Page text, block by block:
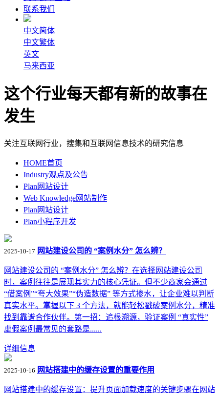
联系我们
中文简体
中文繁体
英文
马来西亚
这个行业每天都有新的故事在
发生
关注互联网行业，搜集和互联网信息技术的研究信息
HOME首页
Industry观点及公告
Plan 网站设计
Web Knowledge网站制作
Plan 网站设计
Plan小程序开发
2025-10-17 网站建设公司的 “案例水分” 怎么辨？
网站建设公司的 “案例水分” 怎么辨？在选择网站建设公司
时，案例往往是展现其实力的核心凭证。但不少商家会通过
“借案例”“夸大效果”“伪造数据” 等方式掺水，让企业难以判断
真实水平。掌握以下 3 个方法，就能轻松戳破案例水分，精准
找到靠谱合作伙伴。第一招：追根溯源，验证案例 “真实性”
虚假案例最常见的套路是......
详细信息
2025-10-16 网站搭建中的缓存设置的重要作用
网站搭建中的缓存设置：提升页面加载速度的关键步骤在网站